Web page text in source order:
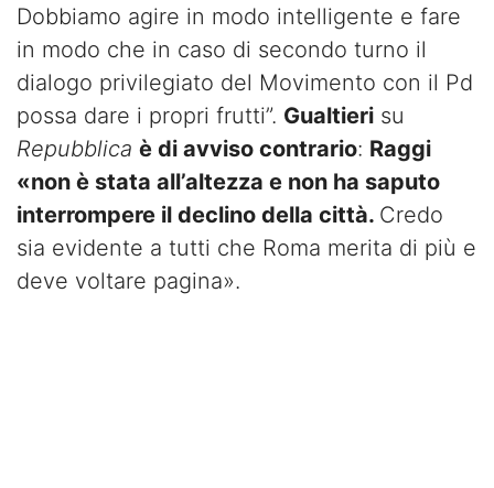
Dobbiamo agire in modo intelligente e fare
in modo che in caso di secondo turno il
dialogo privilegiato del Movimento con il Pd
possa dare i propri frutti”. Gualtieri su
Repubblica è di avviso contrario: Raggi
«non è stata all’altezza e non ha saputo
interrompere il declino della città. Credo
sia evidente a tutti che Roma merita di più e
deve voltare pagina».